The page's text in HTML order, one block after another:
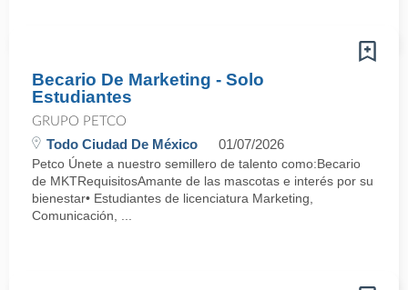
Becario De Marketing - Solo
Estudiantes
GRUPO PETCO
Todo Ciudad De México 01/07/2026
Petco Únete a nuestro semillero de talento como:Becario
de MKTRequisitosAmante de las mascotas e interés por su
bienestar• Estudiantes de licenciatura Marketing,
Comunicación, ...